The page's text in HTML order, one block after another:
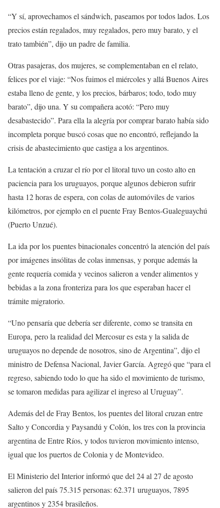
“Y sí, aprovechamos el sándwich, paseamos por todos lados. Los
precios están regalados, muy regalados, pero muy barato, y el
trato también”, dijo un padre de familia.
Otras pasajeras, dos mujeres, se complementaban en el relato,
felices por el viaje: “Nos fuimos el miércoles y allá Buenos Aires
estaba lleno de gente, y los precios, bárbaros; todo, todo muy
barato”, dijo una. Y su compañera acotó: “Pero muy
desabastecido”. Para ella la alegría por comprar barato había sido
incompleta porque buscó cosas que no encontró, reflejando la
crisis de abastecimiento que castiga a los argentinos.
La tentación a cruzar el río por el litoral tuvo un costo alto en
paciencia para los uruguayos, porque algunos debieron sufrir
hasta 12 horas de espera, con colas de automóviles de varios
kilómetros, por ejemplo en el puente Fray Bentos-Gualeguaychú
(Puerto Unzué).
La ida por los puentes binacionales concentró la atención del país
por imágenes insólitas de colas inmensas, y porque además la
gente requería comida y vecinos salieron a vender alimentos y
bebidas a la zona fronteriza para los que esperaban hacer el
trámite migratorio.
“Uno pensaría que debería ser diferente, como se transita en
Europa, pero la realidad del Mercosur es esta y la salida de
uruguayos no depende de nosotros, sino de Argentina”, dijo el
ministro de Defensa Nacional, Javier García. Agregó que “para el
regreso, sabiendo todo lo que ha sido el movimiento de turismo,
se tomaron medidas para agilizar el ingreso al Uruguay”.
Además del de Fray Bentos, los puentes del litoral cruzan entre
Salto y Concordia y Paysandú y Colón, los tres con la provincia
argentina de Entre Ríos, y todos tuvieron movimiento intenso,
igual que los puertos de Colonia y de Montevideo.
El Ministerio del Interior informó que del 24 al 27 de agosto
salieron del país 75.315 personas: 62.371 uruguayos, 7895
argentinos y 2354 brasileños.